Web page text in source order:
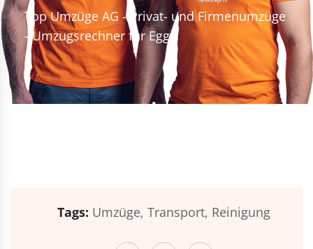
Top Umzüge AG - Privat- und Firmenumzüge
- Umzugsrechner für Egg
Tags: Umzüge, Transport, Reinigung